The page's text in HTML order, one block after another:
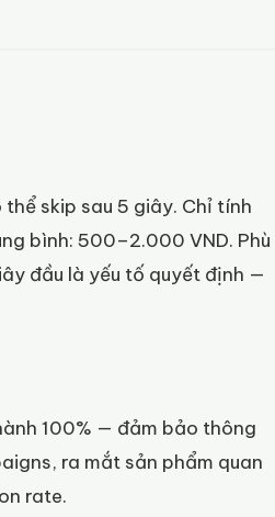
skip sau 5 giây. Chỉ tính
bình: 500–2.000 VND. Phù
đầu là yếu tố quyết định —
100% — đảm bảo thông
ra mắt sản phẩm quan
rate.